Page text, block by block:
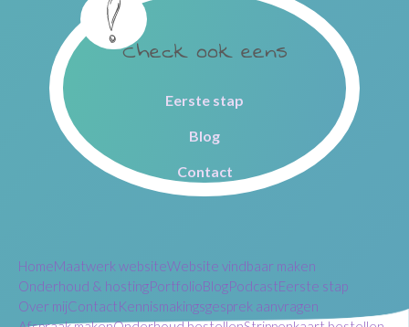
Check ook eens
Eerste stap
Blog
Contact
HomeMaatwerk websiteWebsite vindbaar maken
Onderhoud & hostingPortfolioBlogPodcastEerste stap
Over mijContactKennismakingsgesprek aanvragen